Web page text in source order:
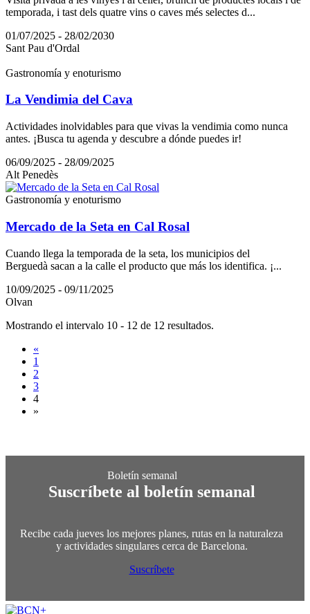
temporada, i tast dels quatre vins o caves més selectes d...
01/07/2025 - 28/02/2030
Sant Pau d'Ordal
Gastronomía y enoturismo
La Vendimia del Cava
Actividades inolvidables para que vivas la vendimia como nunca
antes. ¡Busca tu agenda y descubre a dónde puedes ir!
06/09/2025 - 28/09/2025
Alt Penedès
Gastronomía y enoturismo
Mercado de la Seta en Cal Rosal
Cuando llega la temporada de la seta, los municipios del
Berguedà sacan a la calle el producto que más los identifica. ¡...
10/09/2025 - 09/11/2025
Olvan
Mostrando el intervalo 10 - 12 de 12 resultados.
«
1
2
3
4
»
Suscríbete al boletín semanal
Recibe cada jueves los mejores planes, rutas en la naturaleza
y actividades singulares cerca de Barcelona.
Suscríbete